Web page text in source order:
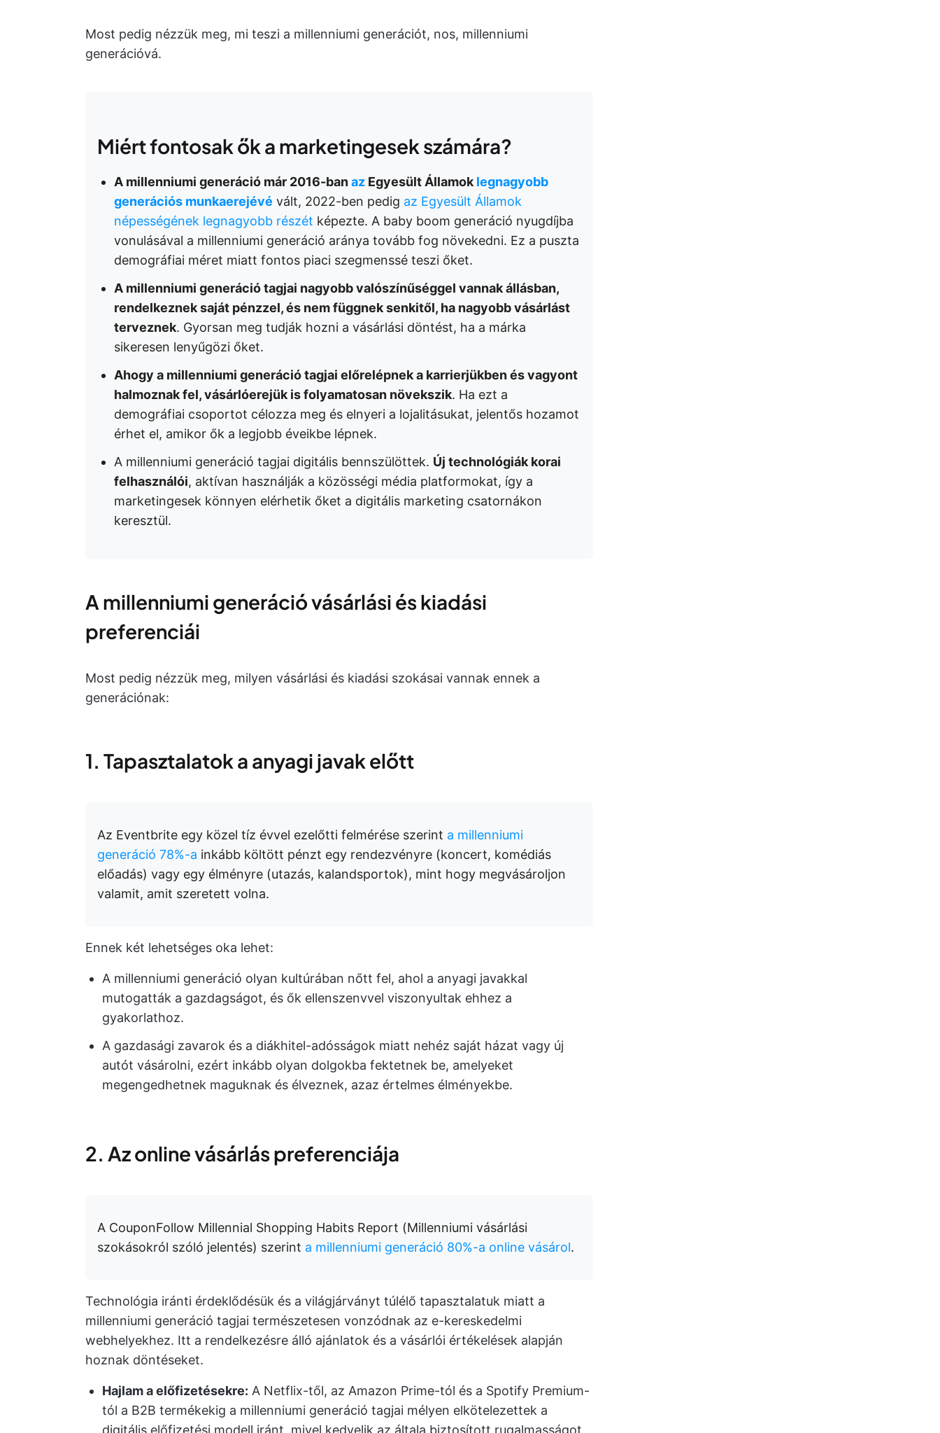
Most pedig nézzük meg, mi teszi a millenniumi generációt, nos, millenniumi
generációvá.
Miért fontosak ők a marketingesek számára?
A millenniumi generáció már 2016-banaz Egyesült Államok legnagyobb
generációs munkaerejévé vált, 2022-ben pedig az Egyesült Államok
népességének legnagyobb részét képezte. A baby boom generáció nyugdíjba
vonulásával a millenniumi generáció aránya tovább fog növekedni. Ez a puszta
demográfiai méret miatt fontos piaci szegmenssé teszi őket.
A millenniumi generáció tagjai nagyobb valószínűséggel vannak állásban,
rendelkeznek saját pénzzel, és nem függnek senkitől, ha nagyobb vásárlást
terveznek. Gyorsan meg tudják hozni a vásárlási döntést, ha a márka
sikeresen lenyűgözi őket.
Ahogy a millenniumi generáció tagjai előrelépnek a karrierjükben és vagyont
halmoznak fel, vásárlóerejük is folyamatosan növekszik. Ha ezt a
demográfiai csoportot célozza meg és elnyeri a lojalitásukat, jelentős hozamot
érhet el, amikor ők a legjobb éveikbe lépnek.
A millenniumi generáció tagjai digitális bennszülöttek. Új technológiák korai
felhasználói, aktívan használják a közösségi média platformokat, így a
marketingesek könnyen elérhetik őket a digitális marketing csatornákon
keresztül.
A millenniumi generáció vásárlási és kiadási
preferenciái
Most pedig nézzük meg, milyen vásárlási és kiadási szokásai vannak ennek a
generációnak:
1. Tapasztalatok a anyagi javak előtt
Az Eventbrite egy közel tíz évvel ezelőtti felmérése szerint a millenniumi
generáció 78%-a inkább költött pénzt egy rendezvényre (koncert, komédiás
előadás) vagy egy élményre (utazás, kalandsportok), mint hogy megvásároljon
valamit, amit szeretett volna.
Ennek két lehetséges oka lehet:
A millenniumi generáció olyan kultúrában nőtt fel, ahol a anyagi javakkal
mutogatták a gazdagságot, és ők ellenszenvvel viszonyultak ehhez a
gyakorlathoz.
A gazdasági zavarok és a diákhitel-adósságok miatt nehéz saját házat vagy új
autót vásárolni, ezért inkább olyan dolgokba fektetnek be, amelyeket
megengedhetnek maguknak és élveznek, azaz értelmes élményekbe.
2. Az online vásárlás preferenciája
A CouponFollow Millennial Shopping Habits Report (Millenniumi vásárlási
szokásokról szóló jelentés) szerint a millenniumi generáció 80%-a online vásárol.
Technológia iránti érdeklődésük és a világjárványt túlélő tapasztalatuk miatt a
millenniumi generáció tagjai természetesen vonzódnak az e-kereskedelmi
webhelyekhez. Itt a rendelkezésre álló ajánlatok és a vásárlói értékelések alapján
hoznak döntéseket.
Hajlam a előfizetésekre: A Netflix-től, az Amazon Prime-tól és a Spotify Premium-
tól a B2B termékekig a millenniumi generáció tagjai mélyen elkötelezettek a
digitális előfizetési modell iránt, mivel kedvelik az általa biztosított rugalmasságot.